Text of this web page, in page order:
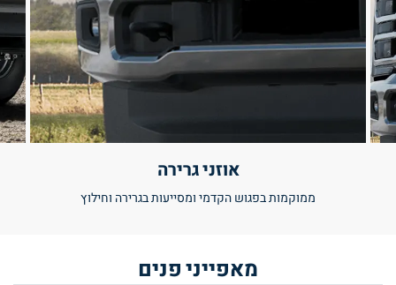
אוזני גרירה
ממוקמות בפגוש הקדמי ומסייעות בגרירה וחילוץ
מאפייניפנים